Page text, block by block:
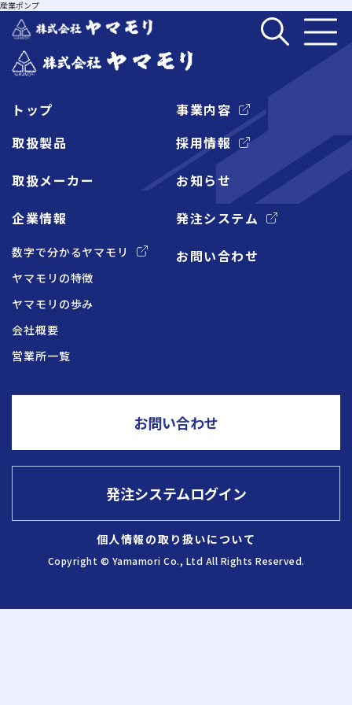
事業内容
取扱製品
取扱メーカー
採用情報
発注システムログイン
産業ポンプ
トップ
企業情報
数字で分かるヤマモリ
ヤマモリの特徴
ヤマモリの歩み
会社概要
営業所一覧
事業内容
取扱製品
取扱メーカー
採用情報
お知らせ
発注システム
お問い合わせ
個人情報の取り扱いについて
Copyright © Yamamori Co., Ltd All Rights Reserved.
お問い合わせ
発注システムログイン